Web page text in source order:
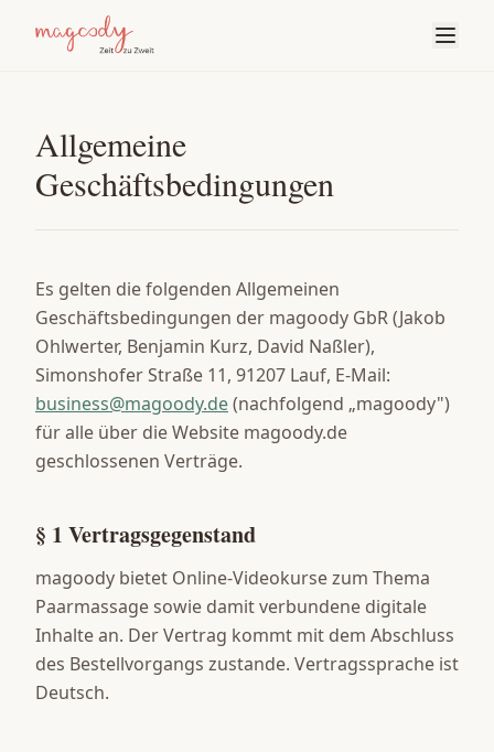
Allgemeine
Geschäftsbedingungen
Es gelten die folgenden Allgemeinen
Geschäftsbedingungen der magoody GbR (Jakob
Ohlwerter, Benjamin Kurz, David Naßler),
Simonshofer Straße 11, 91207 Lauf, E-Mail:
business@magoody.de(nachfolgend „magoody")
für alle über die Website magoody.de
geschlossenen Verträge.
§ 1 Vertragsgegenstand
magoody bietet Online-Videokurse zum Thema
Paarmassage sowie damit verbundene digitale
Inhalte an. Der Vertrag kommt mit dem Abschluss
des Bestellvorgangs zustande. Vertragssprache ist
Deutsch.